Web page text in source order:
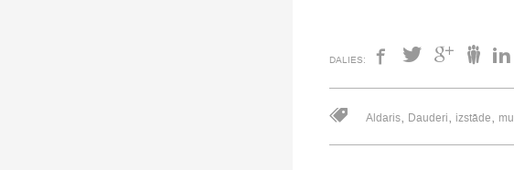
DALIES:
Aldaris, Dauderi, izstāde,